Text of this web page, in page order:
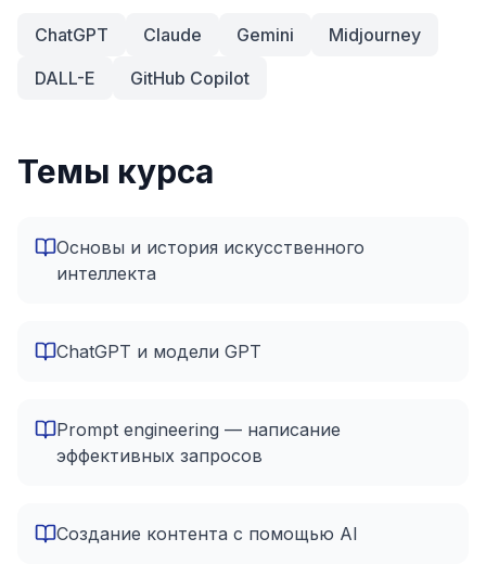
ChatGPT Claude Gemini
Midjourney
DALL-E
GitHub Copilot
Темы курса
Основы и история искусственного
интеллекта
ChatGPT и модели GPT
Prompt engineering — написание
эффективных запросов
Создание контента с помощью AI